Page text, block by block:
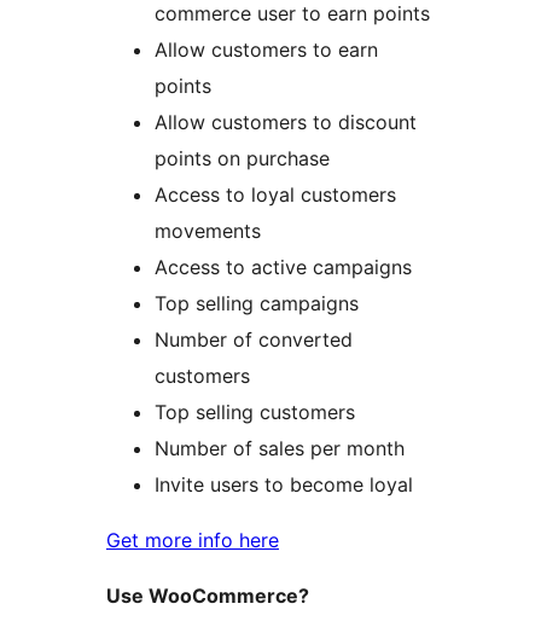
commerce user to earn points
Allow customers to earn
points
Allow customers to discount
points on purchase
Access to loyal customers
movements
Access to active campaigns
Top selling campaigns
Number of converted
customers
Top selling customers
Number of sales per month
Invite users to become loyal
Get more info here
Use WooCommerce?